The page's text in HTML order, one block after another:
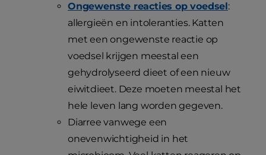
Ongewenste reacties op voedsel:
allergieën en intoleranties. Katten
met een ongewenste reactie op
voedsel krijgen meestal een
gehydrolyseerd dieet of een nieuw
eiwitdieet. Deze moeten meestal het
hele leven lang worden gegeven.
Diarree vanwege een
onevenwichtigheid in het